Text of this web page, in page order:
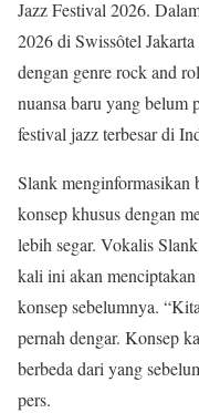
Jazz Festival 2026.
2026 di Swissôtel
dengan genre rock and
nuansa baru yang belum
festival jazz terbesar di
Slank menginformasikan
konsep khusus dengan
lebih segar. Vokalis
kali ini akan
konsep sebelumnya.
pernah dengar. Konsep
berbeda dari yang
pers.